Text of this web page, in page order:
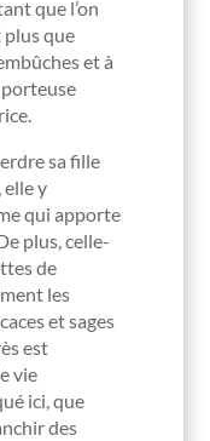
que l’on
plus que
et à
sa fille
elle y
qui apporte
plus, celle-
de
les
et sages
est
vie
ici, que
des